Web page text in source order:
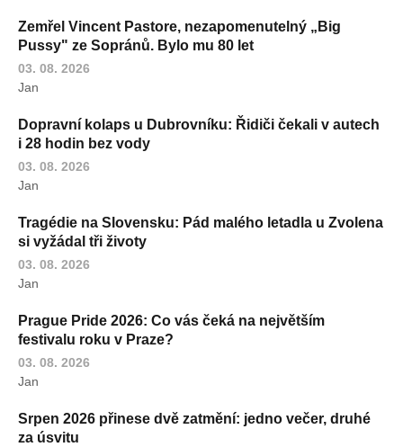
Zemřel Vincent Pastore, nezapomenutelný „Big
Pussy" ze Sopránů. Bylo mu 80 let
03. 08. 2026
Jan
Dopravní kolaps u Dubrovníku: Řidiči čekali v autech
i 28 hodin bez vody
03. 08. 2026
Jan
Tragédie na Slovensku: Pád malého letadla u Zvolena
si vyžádal tři životy
03. 08. 2026
Jan
Prague Pride 2026: Co vás čeká na největším
festivalu roku v Praze?
03. 08. 2026
Jan
Srpen 2026 přinese dvě zatmění: jedno večer, druhé
za úsvitu